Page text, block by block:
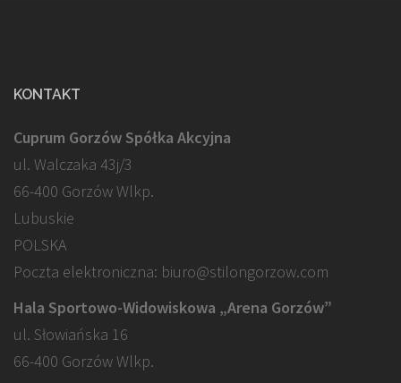
KONTAKT
Cuprum Gorzów Spółka Akcyjna
ul. Walczaka 43j/3
66-400 Gorzów Wlkp.
Lubuskie
POLSKA
Poczta elektroniczna: biuro@stilongorzow.com
Hala Sportowo-Widowiskowa „Arena Gorzów”
ul. Słowiańska 16
66-400 Gorzów Wlkp.